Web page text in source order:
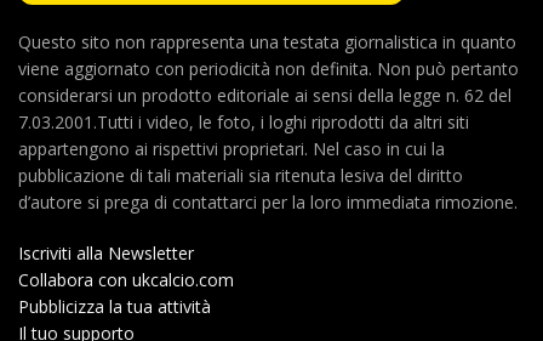
Questo sito non rappresenta una testata giornalistica in quanto
viene aggiornato con periodicità non definita. Non può pertanto
considerarsi un prodotto editoriale ai sensi della legge n. 62 del
7.03.2001.Tutti i video, le foto, i loghi riprodotti da altri siti
appartengono ai rispettivi proprietari. Nel caso in cui la
pubblicazione di tali materiali sia ritenuta lesiva del diritto
d’autore si prega di contattarci per la loro immediata rimozione.
Iscriviti alla Newsletter
Collabora con ukcalcio.com
Pubblicizza la tua attività
Il tuo supporto